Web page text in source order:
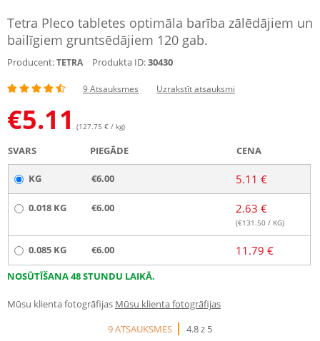
Tetra Pleco tabletes optimāla barība zālēdājiem un
bailīgiem gruntsēdājiem 120 gab.
Producent:TETRA Produkta ID:30430
9 Atsauksmes Uzrakstīt atsauksmi
€5.11 (127.75 € / kg)
SVARS PIEGĀDE CENA
KG €6.00 5.11 €
0.018 KG €6.00 2.63 €
(€131.50 / KG)
0.085 KG €6.00 11.79 €
NOSŪTĪŠANA 48 STUNDU LAIKĀ.
Mūsu klienta fotogrāfijas Mūsu klienta fotogrāfijas
9 ATSAUKSMES
4.8 z 5